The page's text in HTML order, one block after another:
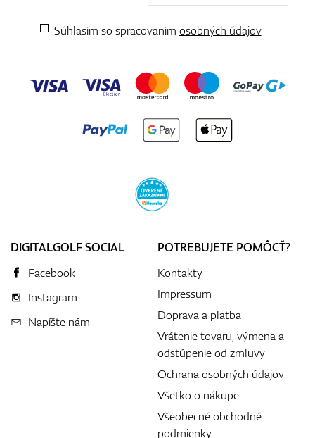
Súhlasím so spracovaním osobných údajov
DIGITALGOLF SOCIAL
Facebook
Instagram
Napíšte nám
POTREBUJETE POMÔCŤ?
Kontakty
Impressum
Doprava a platba
Vrátenie tovaru, výmena a
odstúpenie od zmluvy
Ochrana osobných údajov
Všetko o nákupe
Všeobecné obchodné
podmienky